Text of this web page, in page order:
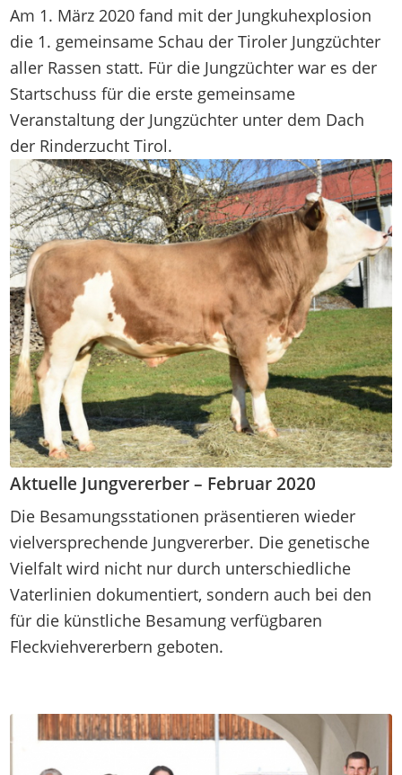
Am 1. März 2020 fand mit der Jungkuhexplosion
die 1. gemeinsame Schau der Tiroler Jungzüchter
aller Rassen statt. Für die Jungzüchter war es der
Startschuss für die erste gemeinsame
Veranstaltung der Jungzüchter unter dem Dach
der Rinderzucht Tirol.
Aktuelle Jungvererber – Februar 2020
Die Besamungsstationen präsentieren wieder
vielversprechende Jungvererber. Die genetische
Vielfalt wird nicht nur durch unterschiedliche
Vaterlinien dokumentiert, sondern auch bei den
für die künstliche Besamung verfügbaren
Fleckviehvererbern geboten.